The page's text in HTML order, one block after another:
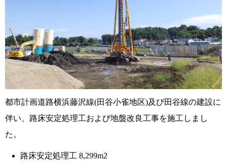
都市計画道路横浜藤沢線(田谷小雀地区)及び田谷線の建設に
伴い、路床安定処理工および地盤改良工事を施工しまし
た。
路床安定処理工 8,299m2